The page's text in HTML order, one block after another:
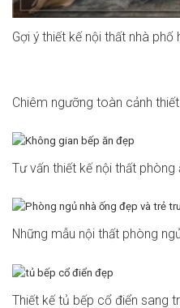
Gợi ý thiết kế nội thất nhà phố
Chiêm ngưỡng toàn cảnh
Tư vấn thiết kế nội thất phòng
Những mẫu nội thất phòng
Thiết kế tủ bếp cổ điển sang